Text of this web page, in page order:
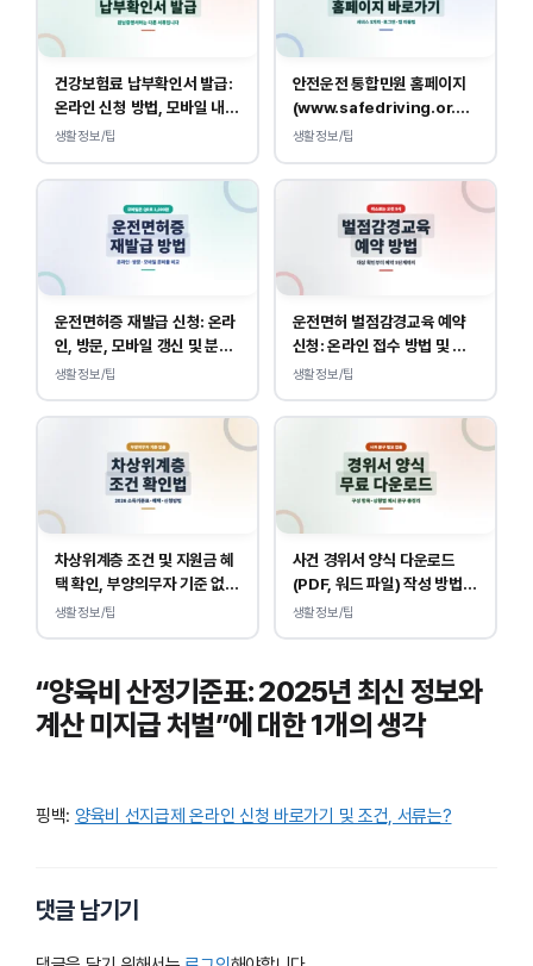
건강보험료 납부확인서 발급:
온라인 신청 방법, 모바일 내역
조회 안내
생활정보/팁
안전운전 통합민원 홈페이지
(www.safedriving.or.kr)
바로가기, 운전면허 민원 사이
생활정보/팁
운전면허증 재발급 신청: 온라
인, 방문, 모바일 갱신 및 분실
대응
생활정보/팁
운전면허 벌점감경교육 예약
신청: 온라인 접수 방법 및 비
용 안내
생활정보/팁
차상위계층 조건 및 지원금 혜
택 확인, 부양의무자 기준 없
이 소득, 재산만 봅니다.
생활정보/팁
사건 경위서 양식 다운로드
(PDF, 워드 파일) 작성 방법
및 예시
생활정보/팁
“양육비 산정기준표: 2025년 최신 정보와
계산 미지급 처벌”에 대한 1개의 생각
핑백: 양육비 선지급제 온라인 신청 바로가기 및 조건, 서류는?
댓글 남기기